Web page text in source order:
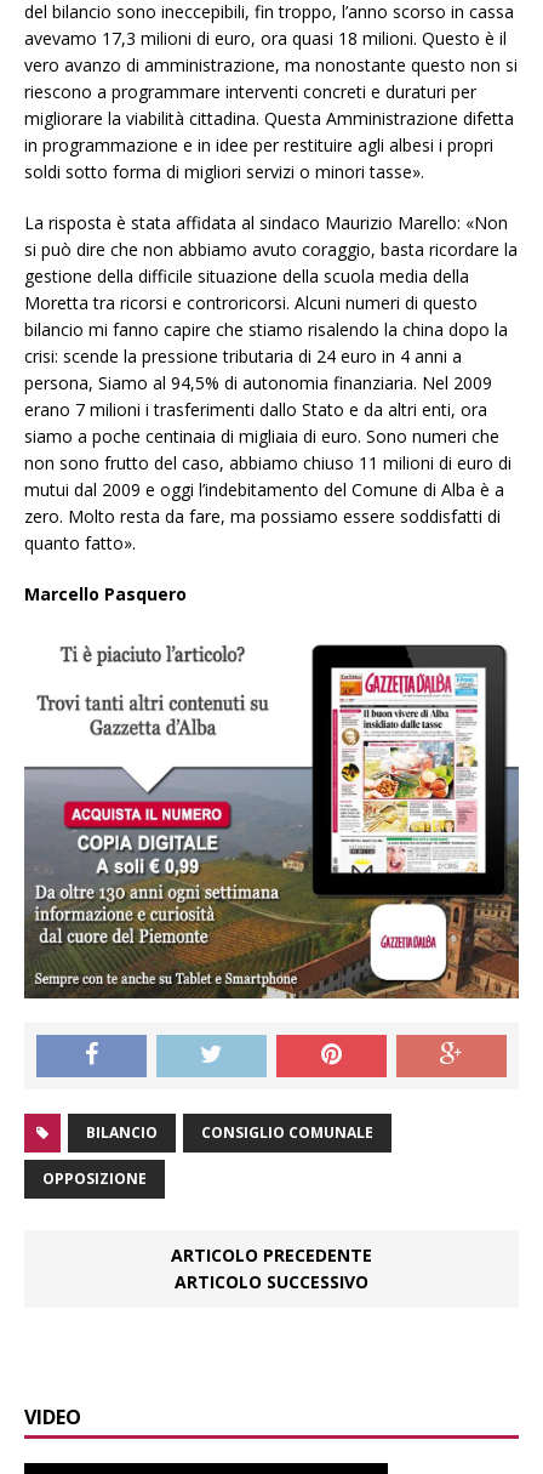
del bilancio sono ineccepibili, fin troppo, l’anno scorso in cassa
avevamo 17,3 milioni di euro, ora quasi 18 milioni. Questo è il
vero avanzo di amministrazione, ma nonostante questo non si
riescono a programmare interventi concreti e duraturi per
migliorare la viabilità cittadina. Questa Amministrazione difetta
in programmazione e in idee per restituire agli albesi i propri
soldi sotto forma di migliori servizi o minori tasse».
La risposta è stata affidata al sindaco Maurizio Marello: «Non
si può dire che non abbiamo avuto coraggio, basta ricordare la
gestione della difficile situazione della scuola media della
Moretta tra ricorsi e controricorsi. Alcuni numeri di questo
bilancio mi fanno capire che stiamo risalendo la china dopo la
crisi: scende la pressione tributaria di 24 euro in 4 anni a
persona, Siamo al 94,5% di autonomia finanziaria. Nel 2009
erano 7 milioni i trasferimenti dallo Stato e da altri enti, ora
siamo a poche centinaia di migliaia di euro. Sono numeri che
non sono frutto del caso, abbiamo chiuso 11 milioni di euro di
mutui dal 2009 e oggi l’indebitamento del Comune di Alba è a
zero. Molto resta da fare, ma possiamo essere soddisfatti di
quanto fatto».
Marcello Pasquero
BILANCIO CONSIGLIO COMUNALE
OPPOSIZIONE
ARTICOLO PRECEDENTE
ARTICOLO SUCCESSIVO
VIDEO